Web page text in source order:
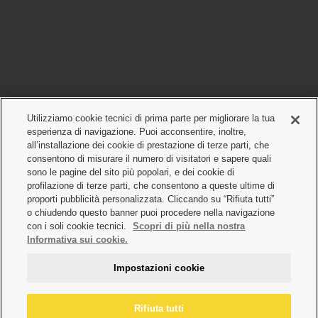
Utilizziamo cookie tecnici di prima parte per migliorare la tua
esperienza di navigazione. Puoi acconsentire, inoltre,
all’installazione dei cookie di prestazione di terze parti, che
consentono di misurare il numero di visitatori e sapere quali
sono le pagine del sito più popolari, e dei cookie di
profilazione di terze parti, che consentono a queste ultime di
proporti pubblicità personalizzata. Cliccando su “Rifiuta tutti”
o chiudendo questo banner puoi procedere nella navigazione
con i soli cookie tecnici.
Scopri di più nella nostra
Informativa sui cookie.
Impostazioni cookie
Rifiuta tutti